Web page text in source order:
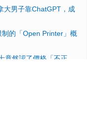
大男子靠ChatGPT，成
的「Open Printer」概
竟然認了價格「不正